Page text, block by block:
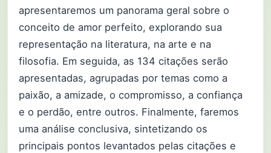
apresentaremos um panorama geral sobre o
conceito de amor perfeito, explorando sua
representação na literatura, na arte e na
filosofia. Em seguida, as 134 citações serão
apresentadas, agrupadas por temas como a
paixão, a amizade, o compromisso, a confiança
e o perdão, entre outros. Finalmente, faremos
uma análise conclusiva, sintetizando os
principais pontos levantados pelas citações e